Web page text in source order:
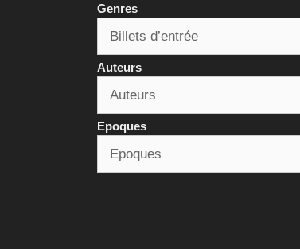
Genres
Auteurs
Epoques